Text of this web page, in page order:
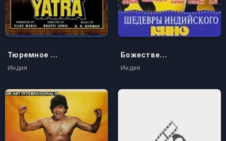
Тюремное заключение
Индия
Божественная кара
Индия